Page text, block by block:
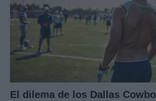
El dilema de los Dallas